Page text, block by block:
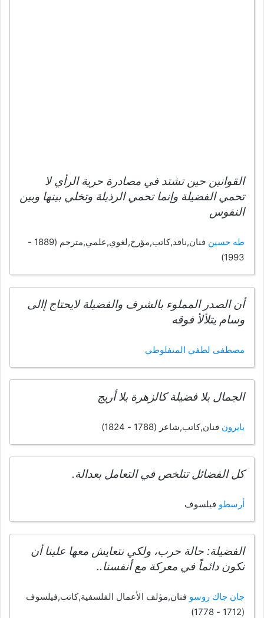
القوانين حين تشتد في مصادرة حرية الرأي لا
تحمي الفضيلة وإنما تحمي الرذيلة وتخلي بينها وبين
النفوس
طه حسين
فنان,ناقد,كاتب,مؤرخ,لغوي,علمي,مترجم (1889 -
1993)
أن الصدر المملوء بالشرف والفضيلة لايحتاج إالى
وسام يتلألأ فوقه
مصطفى لطفي المنفلوطي
الجمال بلا فضيلة كالزهرة بلا أريج
بايرون فنان,كاتب,شاعر (1788 - 1824)
كل الفضائل تتلخص في التعامل بعدالة.
أرسطو فيلسوف
الفضيلة: حالة حرب، ولكي نتعايش معها علينا أن
نكون دائماً في معركة مع أنفسنا..
جان جاك روسو فنان,مؤلف الأعمال الفلسفية,كاتب,فيلسوف
(1712 - 1778)